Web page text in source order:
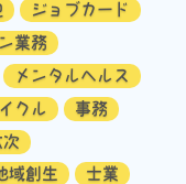
ジョブカード
業務
メンタルヘルス
クル
事務
次
域創生
士業